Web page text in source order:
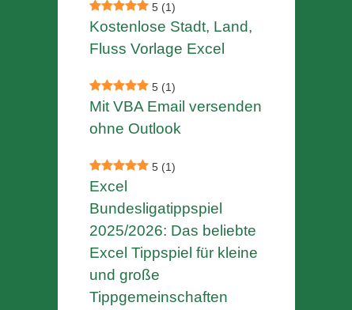
5 (1)
Kostenlose Stadt, Land,
Fluss Vorlage Excel
5 (1)
Mit VBA Email versenden
ohne Outlook
5 (1)
Excel
Bundesligatippspiel
2025/2026: Das beliebte
Excel Tippspiel für kleine
und große
Tippgemeinschaften